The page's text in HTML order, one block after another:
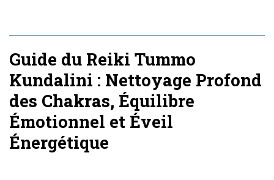
Guide du Reiki Tummo
Kundalini : Nettoyage Profond
des Chakras, Équilibre
Émotionnel et Éveil
Énergétique